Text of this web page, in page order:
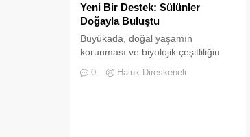
Yeni Bir Destek: Sülünler
Doğayla Buluştu
Büyükada, doğal yaşamın
korunması ve biyolojik çeşitliliğin
bir uygulamaya daha ev sahipliği
0 Haluk Direskeneli